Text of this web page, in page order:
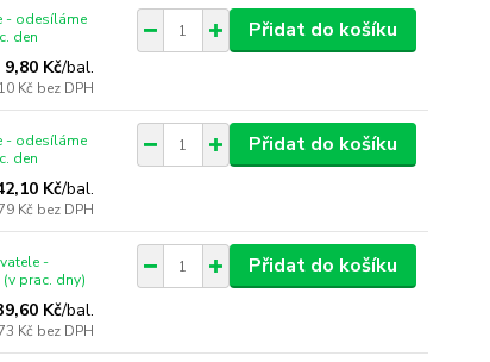
9,80 Kč/bal.
Kč bez DPH
- odesíláme
den
Přidat do košíku
Kč/bal.
Kč bez DPH
- odesíláme
den
Přidat do košíku
Kč/bal.
Kč bez DPH
-
prac. dny)
Přidat do košíku